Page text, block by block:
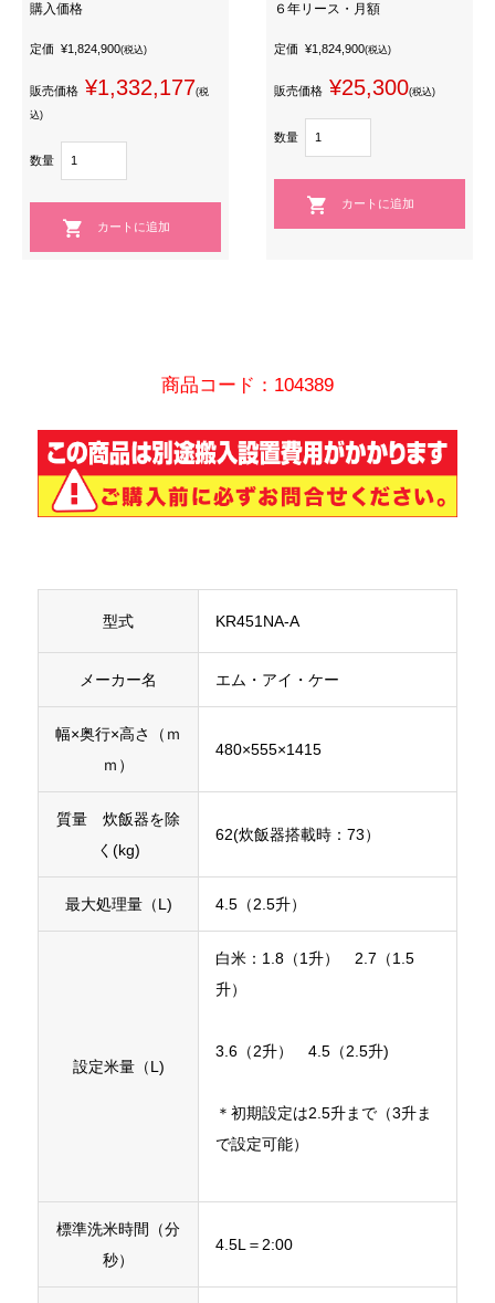
購入価格
定価 ¥1,824,900(税込)
販売価格 ¥1,332,177(税
込)
数量
６年リース・月額
定価 ¥1,824,900(税込)
販売価格 ¥25,300(税込)
数量
商品コード：104389
型式 KR451NA-A
メーカー名 エム・アイ・ケー
幅×奥行×高さ（ｍ
ｍ）
480×555×1415
質量 炊飯器を除
く(kg)
62(炊飯器搭載時：73）
最大処理量（L) 4.5（2.5升）
設定米量（L)
白米：1.8（1升） 2.7（1.5
升）
3.6（2升） 4.5（2.5升)
＊初期設定は2.5升まで（3升ま
で設定可能）
標準洗米時間（分
秒）
4.5L＝2:00